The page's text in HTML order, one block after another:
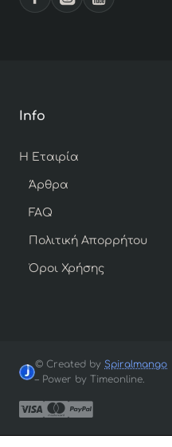
Info
Η Εταιρία
Άρθρα
FAQ
Πολιτική Απορρήτου
Όροι Χρήσης
© Created by Spiralmango
– Power by Timeonline.